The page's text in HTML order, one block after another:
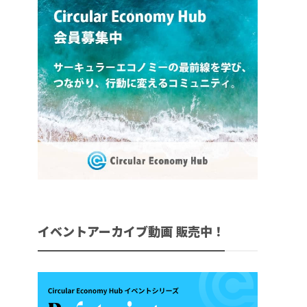
イベントアーカイブ動画 販売中！